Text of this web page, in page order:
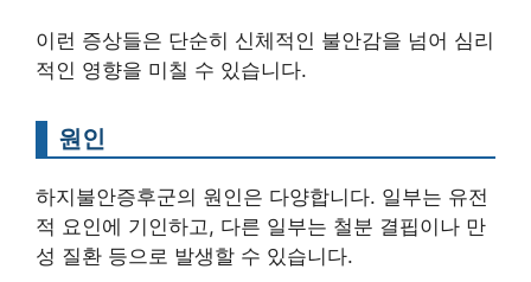
이런 증상들은 단순히 신체적인 불안감을 넘어 심리
적인 영향을 미칠 수 있습니다.
원인
하지불안증후군의 원인은 다양합니다. 일부는 유전
적 요인에 기인하고, 다른 일부는 철분 결핍이나 만
성 질환 등으로 발생할 수 있습니다.